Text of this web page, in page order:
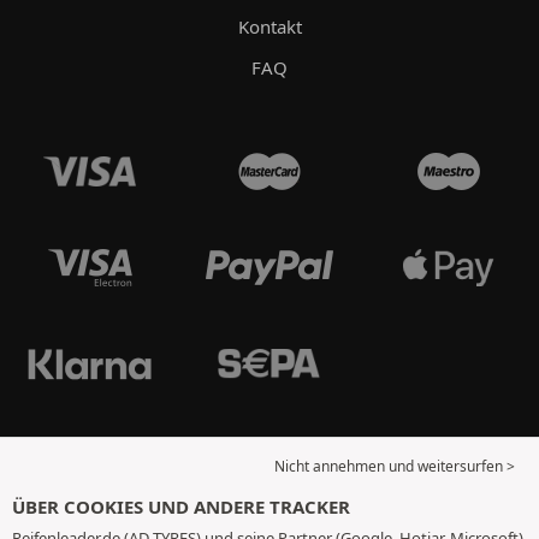
Kontakt
FAQ
Nicht annehmen und weitersurfen >
ÜBER COOKIES UND ANDERE TRACKER